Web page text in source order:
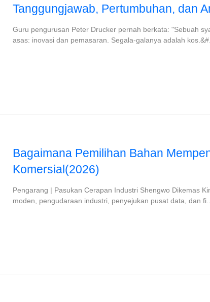
Tanggungjawab, Pertumbuhan, dan
Guru pengurusan Peter Drucker pernah berkata: "Sebuah
asas: inovasi dan pemasaran. Segala-galanya adalah
Bagaimana Pemilihan Bahan
Komersial(2026)
Pengarang | Pasukan Cerapan Industri Shengwo Dikemas
moden, pengudaraan industri, penyejukan pusat data, dan fi...